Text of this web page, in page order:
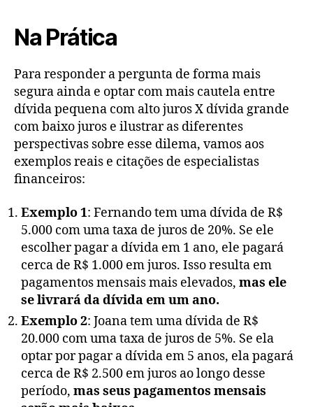
Na Prática
Para responder a pergunta de forma mais
segura ainda e optar com mais cautela entre
dívida pequena com alto juros X dívida grande
com baixo juros e ilustrar as diferentes
perspectivas sobre esse dilema, vamos aos
exemplos reais e citações de especialistas
financeiros:
Exemplo 1: Fernando tem uma dívida de R$
5.000 com uma taxa de juros de 20%. Se ele
escolher pagar a dívida em 1 ano, ele pagará
cerca de R$ 1.000 em juros. Isso resulta em
pagamentos mensais mais elevados, mas ele
se livrará da dívida em um ano.
Exemplo 2: Joana tem uma dívida de R$
20.000 com uma taxa de juros de 5%. Se ela
optar por pagar a dívida em 5 anos, ela pagará
cerca de R$ 2.500 em juros ao longo desse
período, mas seus pagamentos mensais